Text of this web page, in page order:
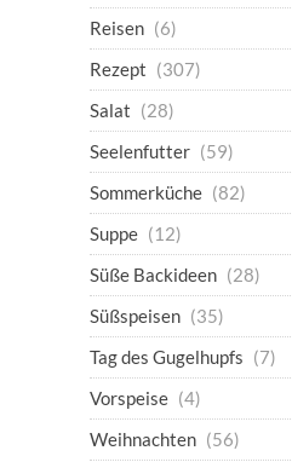
Reisen (6)
Rezept (307)
Salat (28)
Seelenfutter (59)
Sommerküche (82)
Suppe (12)
Süße Backideen (28)
Süßspeisen (35)
Tag des Gugelhupfs (7)
Vorspeise (4)
Weihnachten (56)